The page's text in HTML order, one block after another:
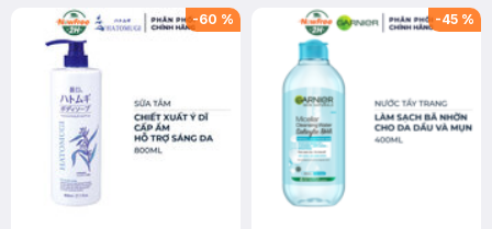
(SL có hạn)
-60 % -45 %